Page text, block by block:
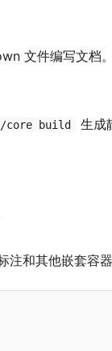
文件编写文档。
core build 生成
和其他嵌套容器